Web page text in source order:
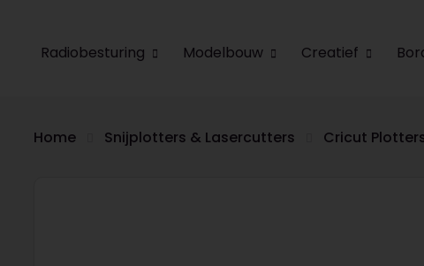
Radiobesturing Modelbouw Creatief
Home Snijplotters & Lasercutters Cricut